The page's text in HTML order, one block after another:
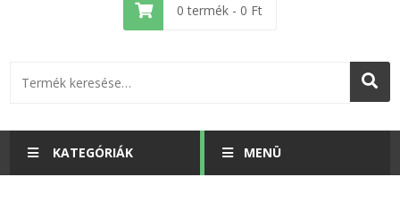
0 termék - 0 Ft
KATEGÓRIÁK MENÜ